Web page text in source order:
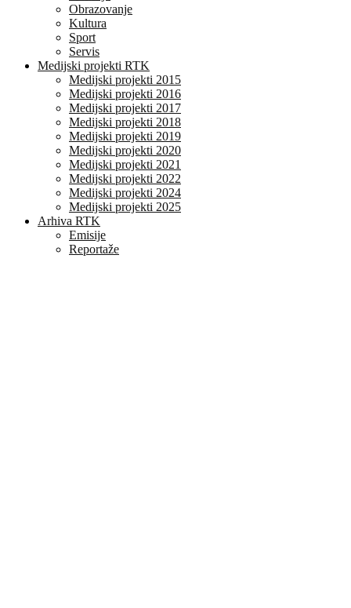
Obrazovanje
Kultura
Sport
Servis
Medijski projekti RTK
Medijski projekti 2015
Medijski projekti 2016
Medijski projekti 2017
Medijski projekti 2018
Medijski projekti 2019
Medijski projekti 2020
Medijski projekti 2021
Medijski projekti 2022
Medijski projekti 2024
Medijski projekti 2025
Arhiva RTK
Emisije
Reportaže